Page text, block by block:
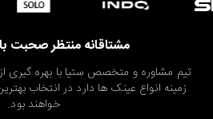
مشتاقانه منتظر صحبت
تیم مشاوره و متخصص ستیا با بهره گیری
زمینه انواع عینک ها دارد در انتخاب
خواهند بود.